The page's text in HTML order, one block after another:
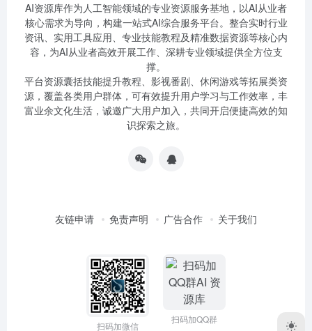
AI资源库作为人工智能领域的专业资源服务基地，以AI从业者
核心需求为导向，构建一站式AI综合服务平台。整合实时行业
资讯、实用工具应用、专业技能教程及精准数据资源等核心内
容，为AI从业者高效开展工作、深耕专业领域提供全方位支
撑。
平台资源囊括技能提升教程、影视番剧、休闲游戏等拓展类资
源，覆盖各类用户群体，可有效提升用户学习与工作效率，丰
富业余文化生活，诚邀广大用户加入，共同开启便捷高效的知
识探索之旅。
友链申请 免责声明 广告合作 关于我们
扫码加微信
扫码加QQ群